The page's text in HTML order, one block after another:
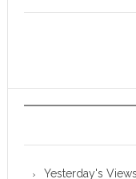
Yesterday's